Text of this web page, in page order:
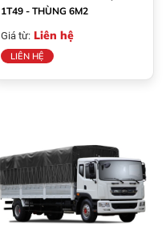
1T49 - THÙNG 6M2
Giá từ: Liên hệ
LIÊN HỆ